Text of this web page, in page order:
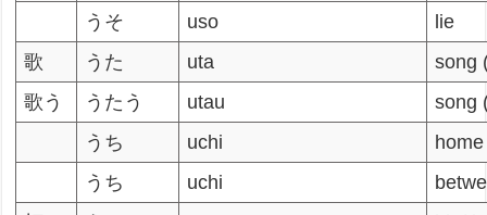
うそ
uso
lie
歌
うた uta
song
歌う
うたう utau
song
うち
uchi
home
うち
uchi